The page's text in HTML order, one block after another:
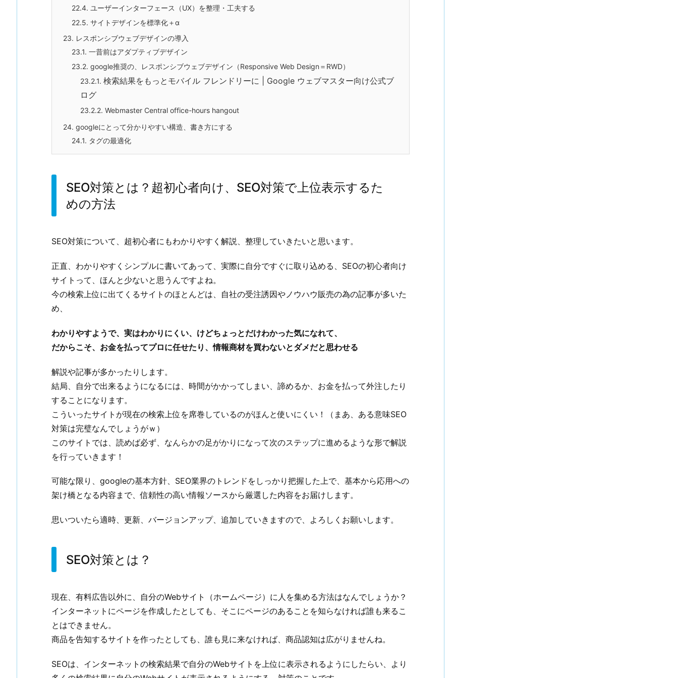
22.4. ユーザーインターフェース（UX）を整理・工夫する
22.5. サイトデザインを標準化＋α
23. レスポンシブウェブデザインの導入
23.1. 一昔前はアダプティブデザイン
23.2. google推奨の、レスポンシブウェブデザイン（Responsive Web Design＝RWD）
23.2.1. 検索結果をもっとモバイル フレンドリーに | Google ウェブマスター向け公式ブ
ログ
23.2.2. Webmaster Central office-hours hangout
24. googleにとって分かりやすい構造、書き方にする
24.1. タグの最適化
SEO対策とは？超初心者向け、SEO対策で上位表示するた
めの方法
SEO対策について、超初心者にもわかりやすく解説、整理していきたいと思います。
正直、わかりやすくシンプルに書いてあって、実際に自分ですぐに取り込める、SEOの初心者向け
サイトって、ほんと少ないと思うんですよね。
今の検索上位に出てくるサイトのほとんどは、自社の受注誘因やノウハウ販売の為の記事が多いた
め、
わかりやすようで、実はわかりにくい、けどちょっとだけわかった気になれて、
だからこそ、お金を払ってプロに任せたり、情報商材を買わないとダメだと思わせる
解説や記事が多かったりします。
結局、自分で出来るようになるには、時間がかかってしまい、諦めるか、お金を払って外注したり
することになります。
こういったサイトが現在の検索上位を席巻しているのがほんと使いにくい！（まあ、ある意味SEO
対策は完璧なんでしょうがｗ）
このサイトでは、読めば必ず、なんらかの足がかりになって次のステップに進めるような形で解説
を行っていきます！
可能な限り、googleの基本方針、SEO業界のトレンドをしっかり把握した上で、基本から応用への
架け橋となる内容まで、信頼性の高い情報ソースから厳選した内容をお届けします。
思いついたら適時、更新、バージョンアップ、追加していきますので、よろしくお願いします。
SEO対策とは？
現在、有料広告以外に、自分のWebサイト（ホームページ）に人を集める方法はなんでしょうか？
インターネットにページを作成したとしても、そこにページのあることを知らなければ誰も来るこ
とはできません。
商品を告知するサイトを作ったとしても、誰も見に来なければ、商品認知は広がりませんね。
SEOは、インターネットの検索結果で自分のWebサイトを上位に表示されるようにしたらい、より